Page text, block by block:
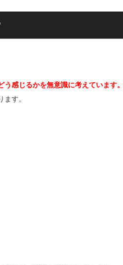
う感じるかを無意識に考えています。
す。